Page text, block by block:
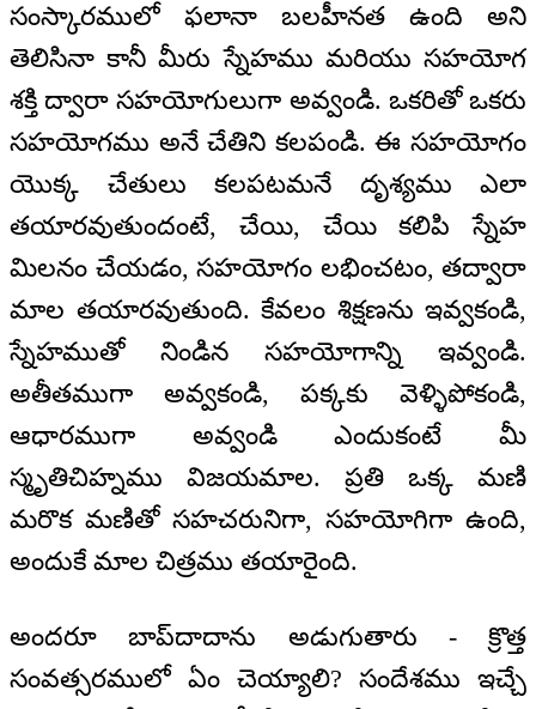
సంస్కారములో ఫలానా బలహీనత ఉంది అని
తెలిసినా కానీ మీరు స్నేహము మరియు సహయోగ
శక్తి ద్వారా సహయోగులుగా అవ్వండి. ఒకరితో ఒకరు
సహయోగము అనే చేతిని కలపండి. ఈ సహయోగం
యొక్క చేతులు కలపటమనే దృశ్యము ఎలా
తయారవుతుందంటే, చేయి, చేయి కలిపి స్నేహ
మిలనం చేయడం, సహయోగం లభించటం, తద్వారా
మాల తయారవుతుంది. కేవలం శిక్షణను ఇవ్వకండి,
స్నేహముతో నిండిన సహయోగాన్ని ఇవ్వండి.
అతీతముగా అవ్వకండి, పక్కకు వెళ్ళిపోకండి,
ఆధారముగా అవ్వండి ఎందుకంటే మీ
స్మృతిచిహ్నము విజయమాల. ప్రతి ఒక్క మణి
మరొక మణితో సహచరునిగా, సహయోగిగా ఉంది,
అందుకే మాల చిత్రము తయారైంది.
అందరూ బాప్‌దాదాను అడుగుతారు - క్రొత్త
సంవత్సరములో ఏం చెయ్యాలి? సందేశము ఇచ్చే